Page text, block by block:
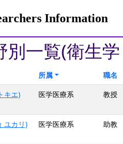
Information
別一覧(衛生
所属 職名
キエ)
医学医療系 教授
ユカリ)
医学医療系 助教